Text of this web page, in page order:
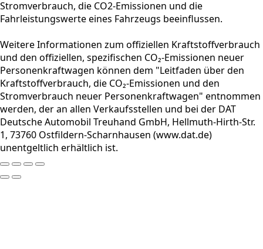
Stromverbrauch, die CO2-Emissionen und die
Fahrleistungswerte eines Fahrzeugs beeinflussen.
Weitere Informationen zum offiziellen Kraftstoffverbrauch
und den offiziellen, spezifischen CO₂-Emissionen neuer
Personenkraftwagen können dem "Leitfaden über den
Kraftstoffverbrauch, die CO₂-Emissionen und den
Stromverbrauch neuer Personenkraftwagen" entnommen
werden, der an allen Verkaufsstellen und bei der DAT
Deutsche Automobil Treuhand GmbH, Hellmuth-Hirth-Str.
1, 73760 Ostfildern-Scharnhausen (www.dat.de)
unentgeltlich erhältlich ist.